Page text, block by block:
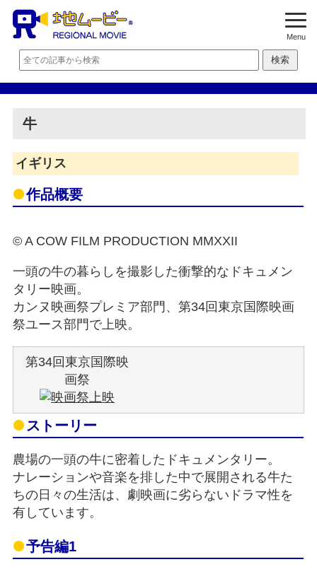
Menu
牛
イギリス
作品概要
© A COW FILM PRODUCTION MMXXII
一頭の牛の暮らしを撮影した衝撃的なドキュメン
タリー映画。
カンヌ映画祭プレミア部門、第34回東京国際映画
祭ユース部門で上映。
第34回東京国際映
画祭
ストーリー
農場の一頭の牛に密着したドキュメンタリー。
ナレーションや音楽を排した中で展開される牛た
ちの日々の生活は、劇映画に劣らないドラマ性を
有しています。
予告編1